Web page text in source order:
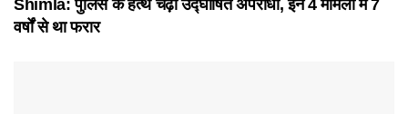
Shimla: पुलिस के हत्थे चढ़ा उद्घोषित अपराधी, इन 4 मामलों में 7
वर्षों से था फरार